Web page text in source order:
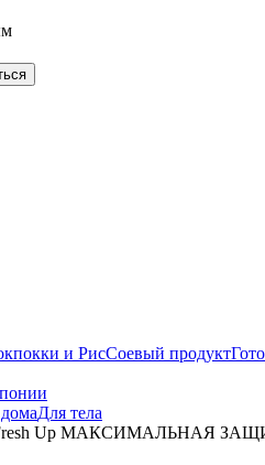
и РисСоевый продукт
Для тела
Up МАКСИМАЛЬНАЯ